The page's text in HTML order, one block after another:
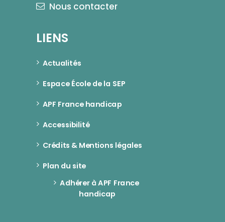
Nous contacter
LIENS
Actualités
Espace École de la SEP
APF France handicap
Accessibilité
Crédits & Mentions légales
Plan du site
Adhérer à APF France
handicap